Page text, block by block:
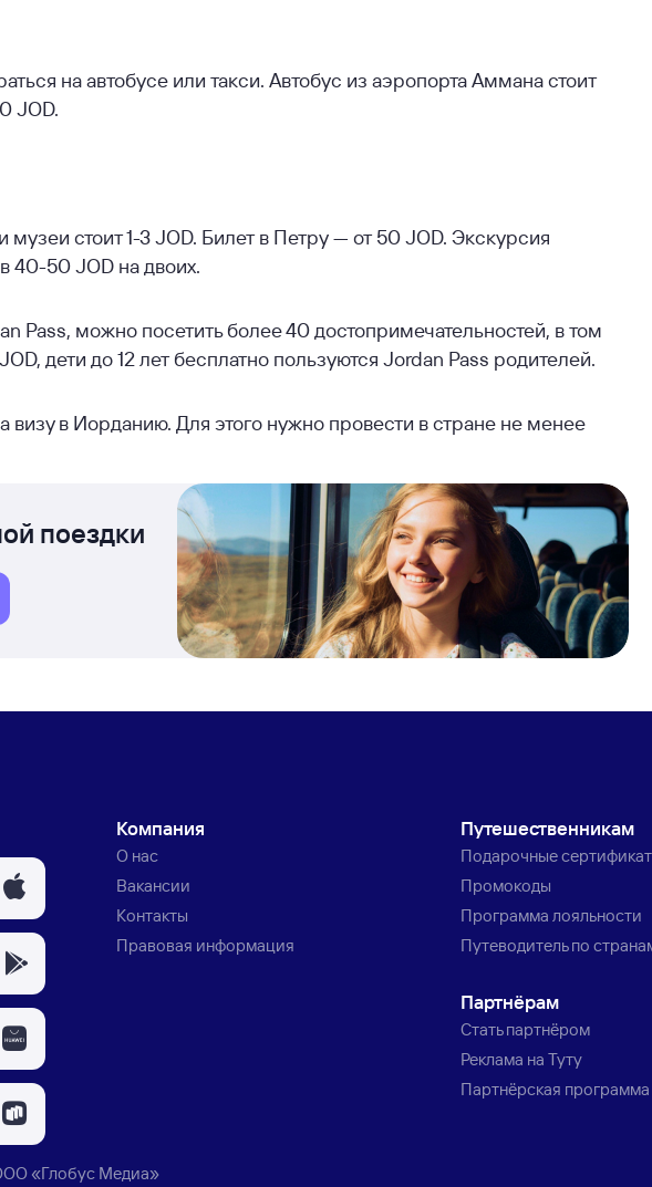
на автобусе или такси. Автобус из аэропорта Аммана стоит
JOD.
стоит 1-3 JOD. Билет в Петру — от 50 JOD. Экскурсия
40-50 JOD на двоих.
Pass, можно посетить более 40 достопримечательностей, в том
дети до 12 лет бесплатно пользуются Jordan Pass родителей.
визу в Иорданию. Для этого нужно провести в стране не менее
поездки
Компания
О нас
Вакансии
Контакты
Правовая информация
Путешественникам
Подарочные
Промокоды
Программа лояльности
Путеводитель по
Партнёрам
Стать партнёром
Реклама на Туту
Партнёрская программа
«Глобус Медиа»